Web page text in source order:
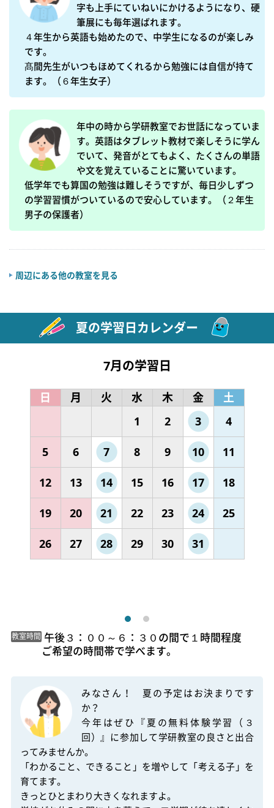
字も上手にていねいにかけるようになり、硬
筆展にも毎年選ばれます。
４年生から英語も始めたので、中学生になるのが楽しみ
です。
髙間先生がいつもほめてくれるから勉強には自信が持て
ます。（６年生女子）
年中の時から学研教室でお世話になっていま
す。英語はタブレット教材で楽しそうに学ん
でいて、発音がとてもよく、たくさんの単語
や文を覚えていることに驚いています。
低学年でも算国の勉強は難しそうですが、毎日少しずつ
の学習習慣がついているので安心しています。（２年生
男子の保護者）
周辺にある他の教室を見る
夏の学習日カレンダー
7月の学習日
日 月 火 水 木 金
土
1
2 3 4
5 6 7 8 9 10 11
12 13 14 15 16 17 18
19 20 21 22 23 24 25
26 27 28 29 30 31
教室時間 午後３：００～６：３０の間で１時間程度
ご希望の時間帯で学べます。
みなさん！　夏の予定はお決まりです
か？
今年はぜひ『夏の無料体験学習（３
回）』に参加して学研教室の良さと出合
ってみませんか。
「わかること、できること」を増やして「考える子」を
育てます。
きっとひとまわり大きくなれますよ。